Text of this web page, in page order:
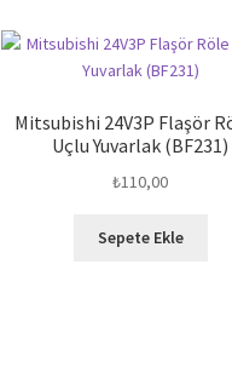
Mitsubishi 24V3P Flaşör
Uçlu Yuvarlak (BF231)
₺110,00
Sepete Ekle